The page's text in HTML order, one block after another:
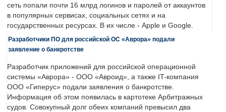
сеть попали почти 16 млрд логинов и паролей от аккаунтов
в популярных сервисах, социальных сетях и на
государственных ресурсах. В их числе - Apple и Google.
Разработчики ПО для российской ОС «Аврора» подали
заявление о банкротстве
Разработчик приложений для российской операционной
системы «Аврора» - ООО «Авроид», а также IT-компания
ООО «Гиперус» подали заявления о банкротстве.
Информация об этом появилась в картотеке Арбитражных
судов. Совокупный долг обеих компаний превысил два